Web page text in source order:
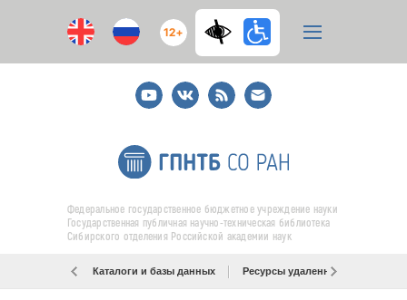
12+
YoutubeВКонтакте
RSS
E-
mail
подписка
Федеральное государственное бюджетное учреждение науки
Государственная публичная научно-техническая библиотека
Сибирского отделения Российской академии наук
Каталоги и базы данных Ресурсы удаленного доступа